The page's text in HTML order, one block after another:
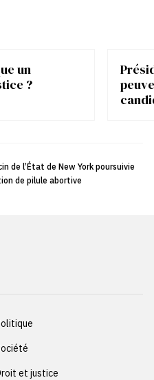
un
?
de l’État de New York poursuivie
de pilule abortive
et justice